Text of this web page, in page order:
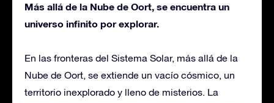
Más allá de la Nube de Oort, se encuentra un
universo infinito por explorar.
En las fronteras del Sistema Solar, más allá de la
Nube de Oort, se extiende un vacío cósmico, un
territorio inexplorado y lleno de misterios. La